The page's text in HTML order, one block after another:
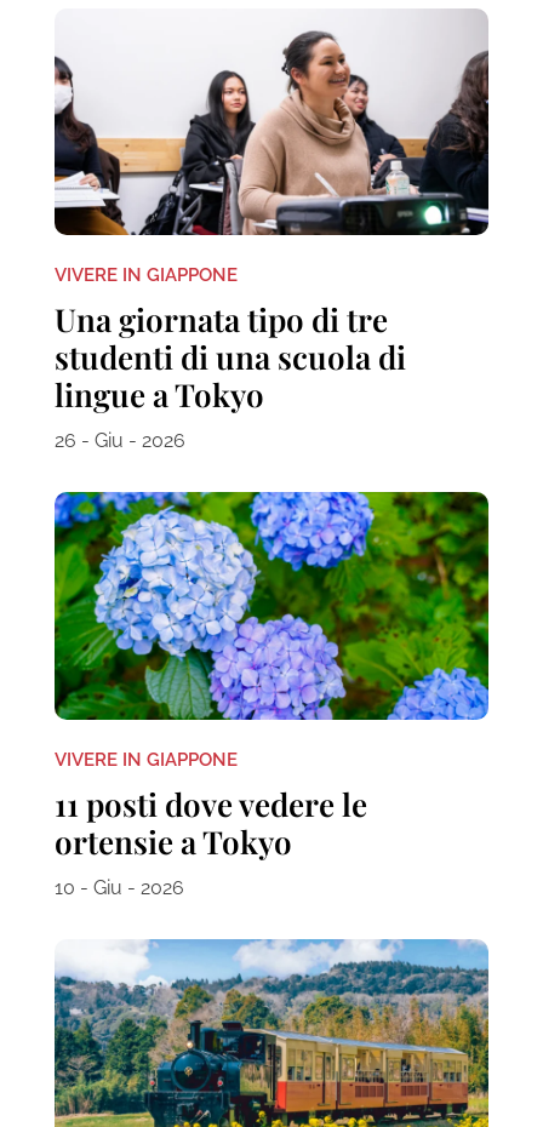
VIVERE IN GIAPPONE
Una giornata tipo di tre
studenti di una scuola di
lingue a Tokyo
26 - Giu - 2026
VIVERE IN GIAPPONE
11 posti dove vedere le
ortensie a Tokyo
10 - Giu - 2026